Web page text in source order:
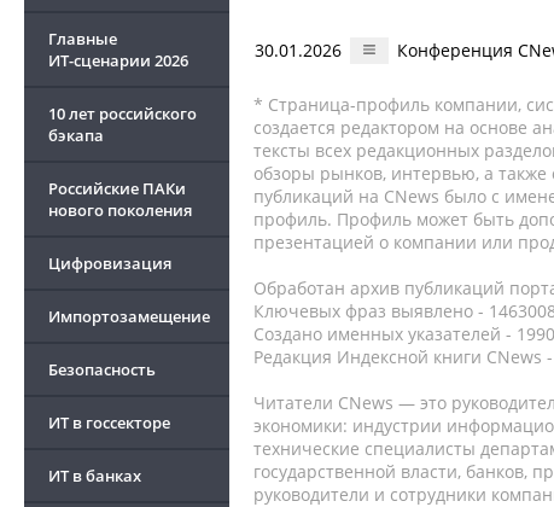
Главные
ИТ-сценарии 2026
10 лет российского
бэкапа
Российские ПАКи
нового поколения
Цифровизация
Импортозамещение
Безопасность
ИТ в госсекторе
ИТ в банках
30.01.2026 Конференция
* Страница-профиль компании,
создается редактором на основе
тексты всех редакционных
обзоры рынков, интервью, а
публикаций на CNews было с
профиль. Профиль может быть
презентацией о компании или
Обработан архив публикаций
Ключевых фраз выявлено -
Создано именных указателей -
Редакция Индексной книги CNews -
Читатели CNews — это
экономики: индустрии
технические специалисты
государственной власти, банков,
руководители и сотрудники